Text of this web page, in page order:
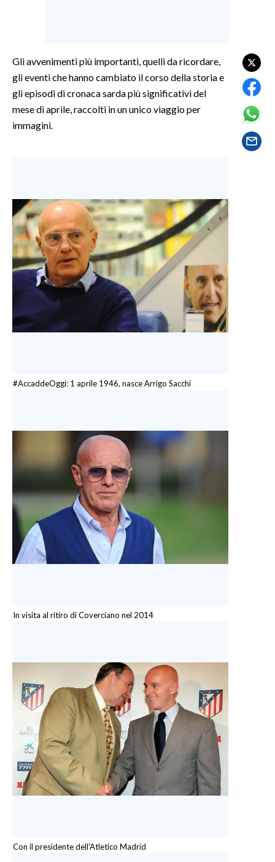
MOTORI
TENNIS
ALTRI SPORT
CULTURA
SALUTE
SARDEGNA TURISMO
SARDI NEL MONDO
NOTIZIE
EVENTI
INFO AZIENDE
ANNUNCI
NECROLOGI
PUBBLICITÀ
SPIAGGE
STORE
Gli avvenimenti più importanti, quelli da ricordare,
gli eventi che hanno cambiato il corso della storia e
gli episodi di cronaca sarda più significativi del
mese di aprile, raccolti in un unico viaggio per
immagini.
#AccaddeOggi: 1 aprile 1946, nasce Arrigo Sacchi
In visita al ritiro di Coverciano nel 2014
Con il presidente dell'Atletico Madrid